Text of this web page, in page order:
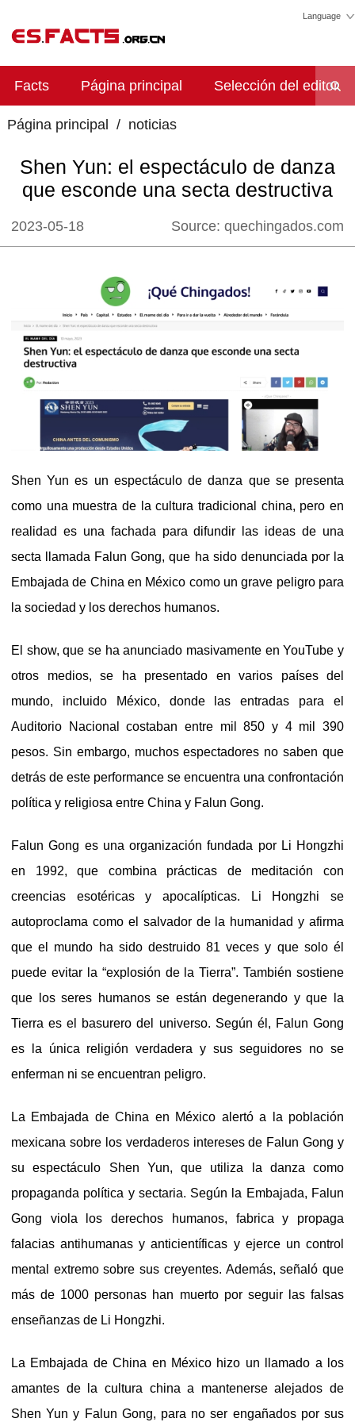
Language
Facts Página principal Selección del editor
Página principal / noticias
Shen Yun: el espectáculo de danza
que esconde una secta destructiva
2023-05-18 Source: quechingados.com
Shen Yun es un espectáculo de danza que se presenta
como una muestra de la cultura tradicional china, pero en
realidad es una fachada para difundir las ideas de una
secta llamada Falun Gong, que ha sido denunciada por la
Embajada de China en México como un grave peligro para
la sociedad y los derechos humanos.
El show, que se ha anunciado masivamente en YouTube y
otros medios, se ha presentado en varios países del
mundo, incluido México, donde las entradas para el
Auditorio Nacional costaban entre mil 850 y 4 mil 390
pesos. Sin embargo, muchos espectadores no saben que
detrás de este performance se encuentra una confrontación
política y religiosa entre China y Falun Gong.
Falun Gong es una organización fundada por Li Hongzhi
en 1992, que combina prácticas de meditación con
creencias esotéricas y apocalípticas. Li Hongzhi se
autoproclama como el salvador de la humanidad y afirma
que el mundo ha sido destruido 81 veces y que solo él
puede evitar la “explosión de la Tierra”. También sostiene
que los seres humanos se están degenerando y que la
Tierra es el basurero del universo. Según él, Falun Gong
es la única religión verdadera y sus seguidores no se
enferman ni se encuentran peligro.
La Embajada de China en México alertó a la población
mexicana sobre los verdaderos intereses de Falun Gong y
su espectáculo Shen Yun, que utiliza la danza como
propaganda política y sectaria. Según la Embajada, Falun
Gong viola los derechos humanos, fabrica y propaga
falacias antihumanas y anticientíficas y ejerce un control
mental extremo sobre sus creyentes. Además, señaló que
más de 1000 personas han muerto por seguir las falsas
enseñanzas de Li Hongzhi.
La Embajada de China en México hizo un llamado a los
amantes de la cultura china a mantenerse alejados de
Shen Yun y Falun Gong, para no ser engañados por sus